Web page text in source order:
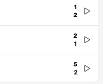
1
2
2
1
5
2